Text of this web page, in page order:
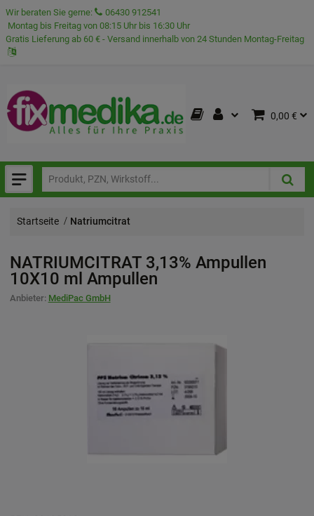
Wir beraten Sie gerne:
06430 912541
Montag bis Freitag von 08:15 Uhr bis 16:30 Uhr
Gratis Lieferung ab 60 € - Versand innerhalb von 24 Stunden Montag-Freitag
0,00 €
Startseite Natriumcitrat
NATRIUMCITRAT 3,13% Ampullen
10X10 ml Ampullen
Anbieter: MediPac GmbH